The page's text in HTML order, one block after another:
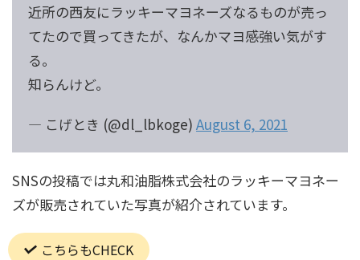
近所の西友にラッキーマヨネーズなるものが売っ
てたので買ってきたが、なんかマヨ感強い気がす
る。
知らんけど。
— こげとき (@dl_lbkoge) August 6, 2021
SNSの投稿では丸和油脂株式会社のラッキーマヨネー
ズが販売されていた写真が紹介されています。
こちらもCHECK